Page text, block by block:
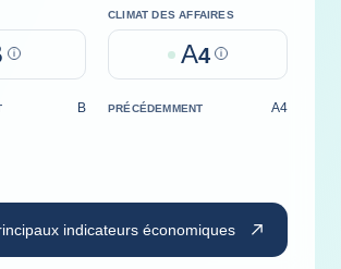
Help
CLIMAT DES AFFAIRES
A4 Help
B PRÉCÉDEMMENT A4
indicateurs économiques